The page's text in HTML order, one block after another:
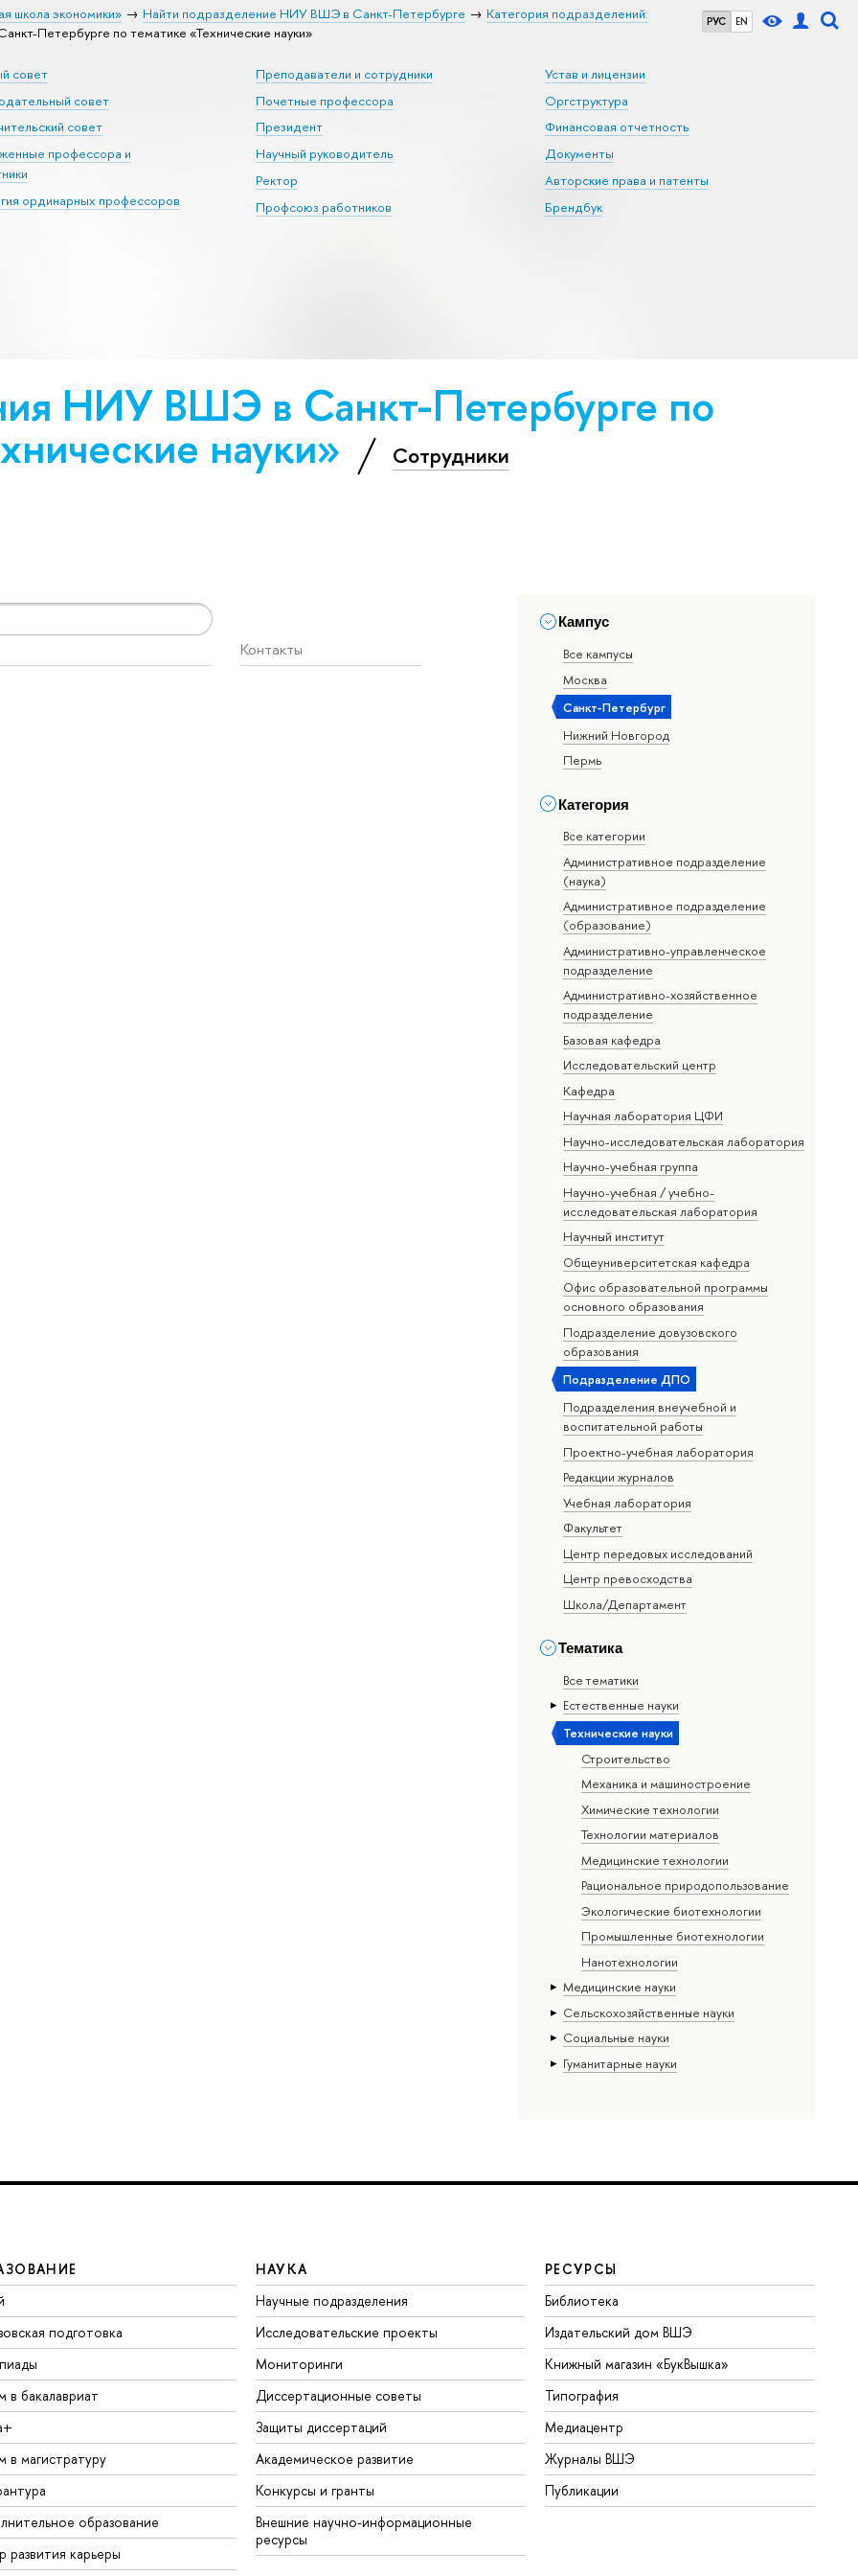
РУС EN
школа экономики» Найти подразделение НИУ ВШЭ в Санкт-Петербурге
Категория подразделений:
Петербурге по тематике «Тех­ничес­кие науки»
совет
совет
совет
профессора и
ординарных профессоров
Преподаватели и сотрудники
Почетные профессора
Президент
Научный руководитель
Ректор
Профсоюз работников
Устав и лицензии
Оргструктура
Финансовая отчетность
Документы
Авторские права и патенты
Брендбук
НИУ ВШЭ в Санкт-Петербурге по
науки» Сотрудники
Кампус
Все кампусы
Москва
Санкт-Петербург
Нижний Новгород
Пермь
Категория
Все категории
Административное подразделение
(наука)
Административное подразделение
(образование)
Административно-управленческое
подразделение
Административно-хозяйственное
подразделение
Базовая кафедра
Исследовательский центр
Кафедра
Научная лаборатория ЦФИ
Научно-исследовательская лаборатория
Научно-учебная группа
Научно-учебная / учебно-
исследовательская лаборатория
Научный институт
Общеуниверситетская кафедра
Офис образовательной программы
основного образования
Подразделение довузовского
образования
Подразделение ДПО
Подразделения внеучебной и
воспитательной работы
Проектно-учебная лаборатория
Редакции журналов
Учебная лаборатория
Факультет
Центр передовых исследований
Центр превосходства
Школа/Департамент
Тематика
Все тематики
Естественные науки
Тех­ничес­кие науки
Строительство
Механика и машиностроение
Химические технологии
Технологии материалов
Медицинские технологии
Рациональное природопользование
Экологические биотехнологии
Промышленные биотехнологии
Нанотехнологии
Медицинские науки
Сельскохозяйственные науки
Социальные науки
Гуманитарные науки
Контакты
подготовка
в бакалавриат
в магистратуру
образование
развития карьеры
НАУКА
Научные подразделения
Исследовательские проекты
Мониторинги
Диссертационные советы
Защиты диссертаций
Академическое развитие
Конкурсы и гранты
Внешние научно-информационные
ресурсы
РЕСУРСЫ
Библиотека
Издательский дом ВШЭ
Книжный магазин «БукВышка»
Типография
Медиацентр
Журналы ВШЭ
Публикации